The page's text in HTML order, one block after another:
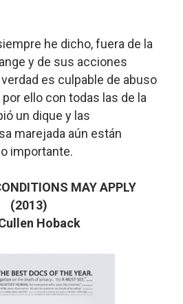
he dicho, fuera de la
y de sus acciones
es culpable de abuso
ello con todas las de la
un dique y las
marejada aún están
importante.
MAY APPLY
(2013)
Hoback